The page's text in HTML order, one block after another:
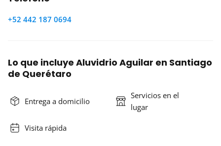
+52 442 187 0694
Lo que incluye Aluvidrio Aguilar en Santiago
de Querétaro
Entrega a domicilio
Servicios en el
lugar
Visita rápida